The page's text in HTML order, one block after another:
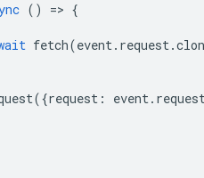
() => {
fetch(event. request.
({request : event.